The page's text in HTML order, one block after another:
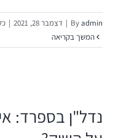
פיתוח מוצרים חדשים
Byadmin
| דצמבר 28, 2021 |
המשך בקריאה
נדל"ן בספרד: